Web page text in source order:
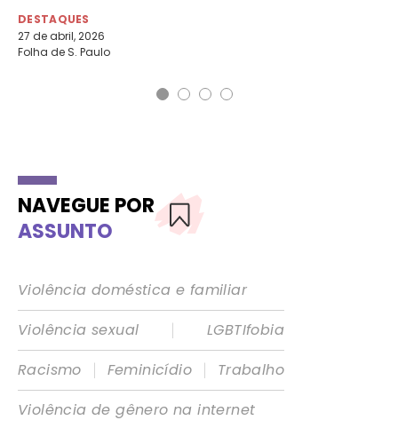
DESTAQUES
27 de abril, 2026
Folha de S. Paulo
NAVEGUE POR
ASSUNTO
Violência doméstica e familiar
Violência sexual
|
LGBTIfobia
Racismo
| Feminicídio |
Trabalho
Violência de gênero na internet